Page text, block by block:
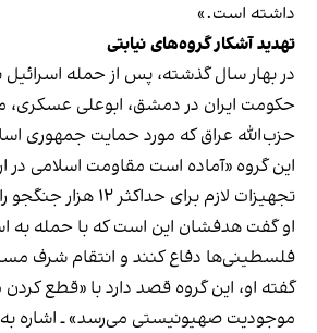
داشته است.»
تهدید آشکار گروه‌های نیابتی
در بهار سال گذشته، پس از حمله
حکومت ایران در دمشق، ابوعلی عسکری،
حزب‌الله عراق که مورد حمایت جمهوری
این گروه «آماده است مقاومت اسلامی در
تجهیزات لازم برای حداکثر ۱۲ هزار جنگجو را فراهم آورد.
او گفت هدفشان این است که با حمله به
فلسطینی‌ها دفاع کنند و انتقام شرف
گفته او، این گروه قصد دارد با «قطع
موجودیت صهیونیستی می‌رسد» ـ اشاره به